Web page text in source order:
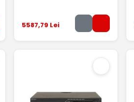
5587,79 Lei